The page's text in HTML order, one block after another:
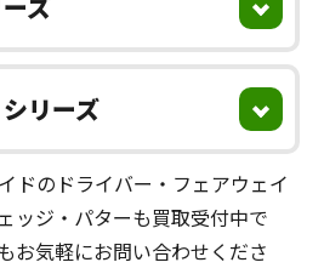
リーズ
ドのドライバー・フェアウェイ
ッジ・パターも買取受付中で
お気軽にお問い合わせくださ